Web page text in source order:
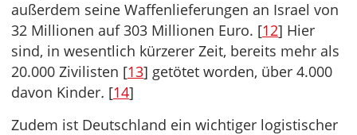
außerdem seine Waffenlieferungen an Israel von
32 Millionen auf 303 Millionen Euro. [12] Hier
sind, in wesentlich kürzerer Zeit, bereits mehr als
20.000 Zivilisten [13] getötet worden, über 4.000
davon Kinder. [14]
Zudem ist Deutschland ein wichtiger logistischer